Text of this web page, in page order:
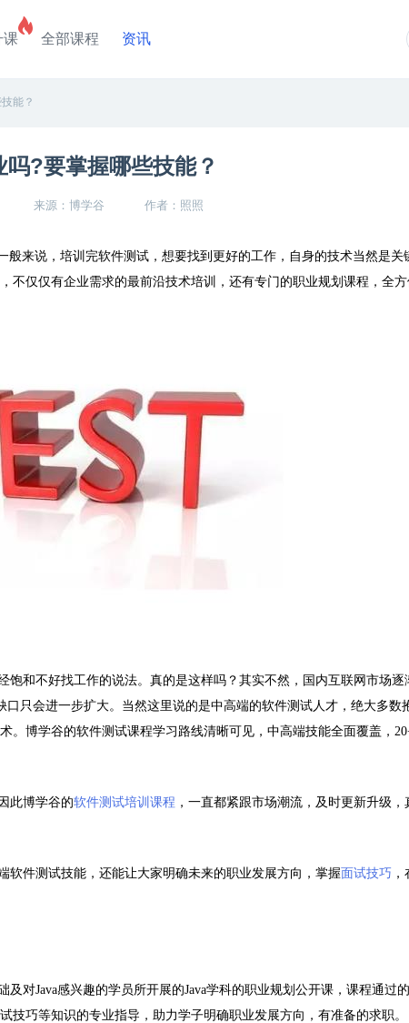
课 全部课程 资讯
能？
?要掌握哪些技能？
来源：博学谷 作者：照照
般来说，培训完软件测试，想要找到更好的工作，自身的技术当然是关
不仅仅有企业需求的最前沿技术培训，还有专门的职业规划课程，全方
饱和不好找工作的说法。真的是这样吗？其实不然，国内互联网市场逐
只会进一步扩大。当然这里说的是中高端的软件测试人才，绝大多数
。博学谷的软件测试课程学习路线清晰可见，中高端技能全面覆盖，
此博学谷的软件测试培训课程 ，一直都紧跟市场潮流，及时更新升级，
软件测试技能，还能让大家明确未来的职业发展方向，掌握面试技巧
对Java感兴趣的学员所开展的Java学科的职业规划公开课，课程通过
巧等知识的专业指导，助力学子明确职业发展方向，有准备的求职。